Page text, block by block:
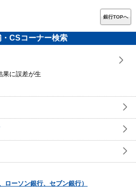
銀行TOPへ
・CSコーナー検索
果に誤差が生
ローソン銀行、セブン銀行）